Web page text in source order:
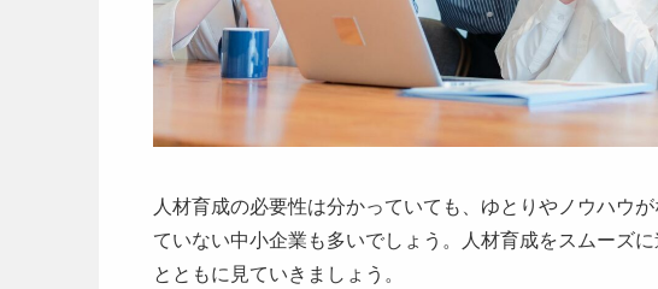
人材育成の必要性は分かっていても、ゆとりやノウハウ
ていない中小企業も多いでしょう。人材育成をスムーズ
とともに見ていきましょう。